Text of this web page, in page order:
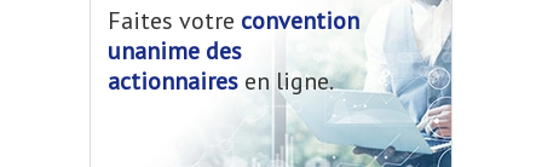
Faites votre convention
unanime des
actionnaires en ligne.